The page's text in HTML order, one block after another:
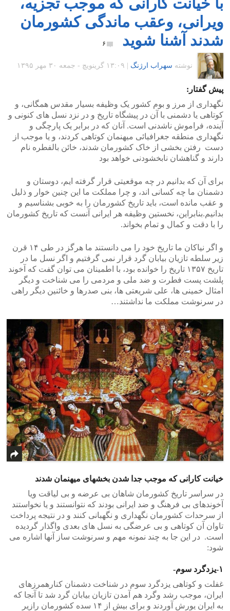
ویرانی، وعقب ماندگی کشورمان
شدند آشنا شوید
۶
نوشته سهراب ارژنگ ۱۳:۰۹ گرينويچ - جمعه ۳۰ مهر ۱۳۹۵
پیش گفتار:
نگهداری از مرز و بوم کشور یک وظیفه بسیار مقدس همگانی، و
کوتاهی یا دشمنی با آن در پیشگاه تاریخ و در نزد نسل های کنونی و
آینده، فراموش ناشدنی است. آنان که در برابر یک پارچگی و
نگهداری منطقه جغرافیائی میهنمان کوتاهی کردند، و یا موجب از
دست رفتن بخشی از خاک کشورمان شدند، خائن بالفطره نام
دارند و گناهشان نابخشودنی خواهد بود
برای آن که بدانیم در چه موقعیتی قرار گرفته ایم، دوستان و
دشمنان ما چه کسانی اند، و چرا مملکت ما این چنین خوار و ذلیل
و عقب مانده است، باید تاریخ کشورمان را به خوبی بشناسیم و
بدانیم.بنابراین، نخستین وظیفه هر ایرانی آنست که تاریخ کشورمان
را با دقت و کمال و تمام بخواند.
و اگر نیاکان ما تاریخ خود را می دانستند ما هرگز در طی ۱۴ قرن
زیر سلطه تازیان بیابان گرد قرار نمی گرفتیم و اگر نسل ما در
تاریخ ۱۳۵۷ تاریخ را خوانده بود، با اطمینان می توان گفت که آخوند
پلشت پست فطرت و ضد ملی و مردمی را می شناخت و دیگر
امثال خمینی ها، علی شریعتی ها، بنی صدرها و خائنین دیگر راهی
در سرنوشت مملکت ما نداشتند…
خیانت کارانی که موجب جدا شدن بخشهای میهنمان شدند
در سراسر تاریخ کشورمان شاهان بی عرضه و بی لیاقت ویا
آخوندهای بی فرهنگ و ضد ایرانی بودند که نتوانستند و یا نخواستند
از سرحدات کشورمان نگهداری و نگهبانی کنند و در نتیجه پرداخت
تاوان آن کوتاهی و بی عرضگی به نسل های بعدی واگذار گردیده
است. در این جا به چند نمونه مهم و سرنوشت ساز آنها اشاره می
شود:
۱-یزدگرد سوم-
غفلت و کوتاهی یزدگرد سوم در شناخت دشمنان کنارهمرزهای
ایران، موجب رشد وگرد هم آمدن تازیان بیابان گرد شد تا آنجا که
به ایران یورش آوردند و برای بیش از ۱۴ سده کشورمان رازیر